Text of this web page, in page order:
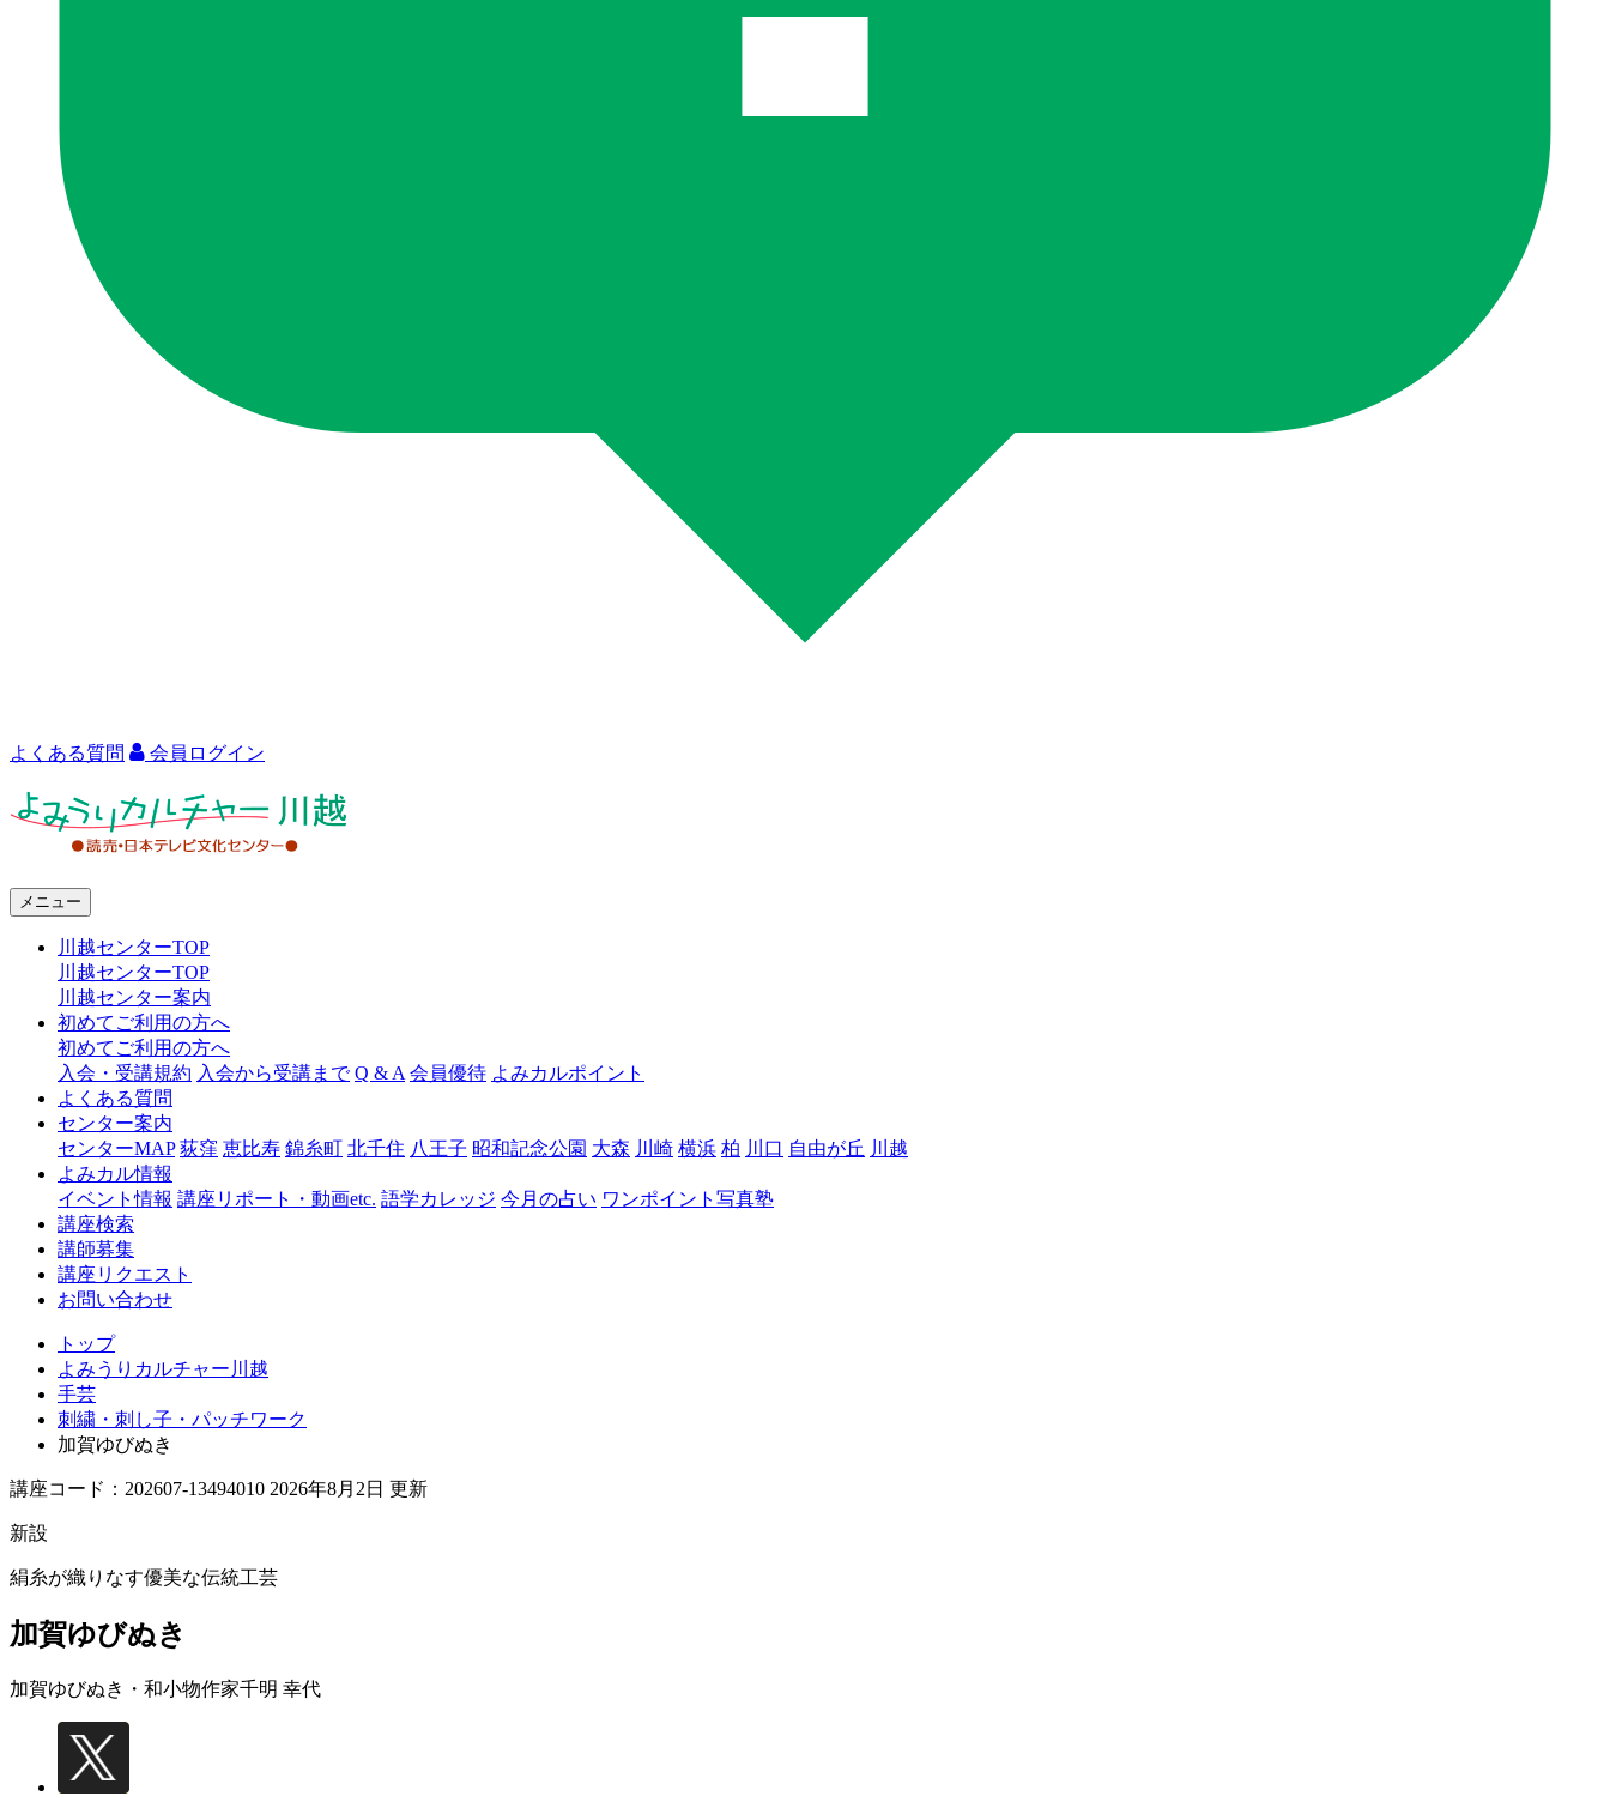
よくある質問 会員ログイン
ャ
川
越
メニュー
川越センターTOP
川越センターTOP
川越センター案内
初めてご利用の方へ
初めてご利用の方へ
入会・受講規約 入会から受講まで Q & A 会員優待 よみカルポイント
よくある質問
センター案内
センターMAP 荻窪 恵比寿 錦糸町 北千住 八王子 昭和記念公園 大森 川崎 横浜 柏 川口 自由が丘 川越
よみカル情報
イベント情報 講座リポート・動画etc. 語学カレッジ 今月の占い ワンポイント写真塾
講座検索
講師募集
講座リクエスト
お問い合わせ
トップ
よみうりカルチャー川越
手芸
刺繍・刺し子・パッチワーク
加賀ゆびぬき
講座コード：202607-13494010 2026年8月2日 更新
新設
絹糸が織りなす優美な伝統工芸
加賀ゆびぬき
加賀ゆびぬき・和小物作家千明 幸代